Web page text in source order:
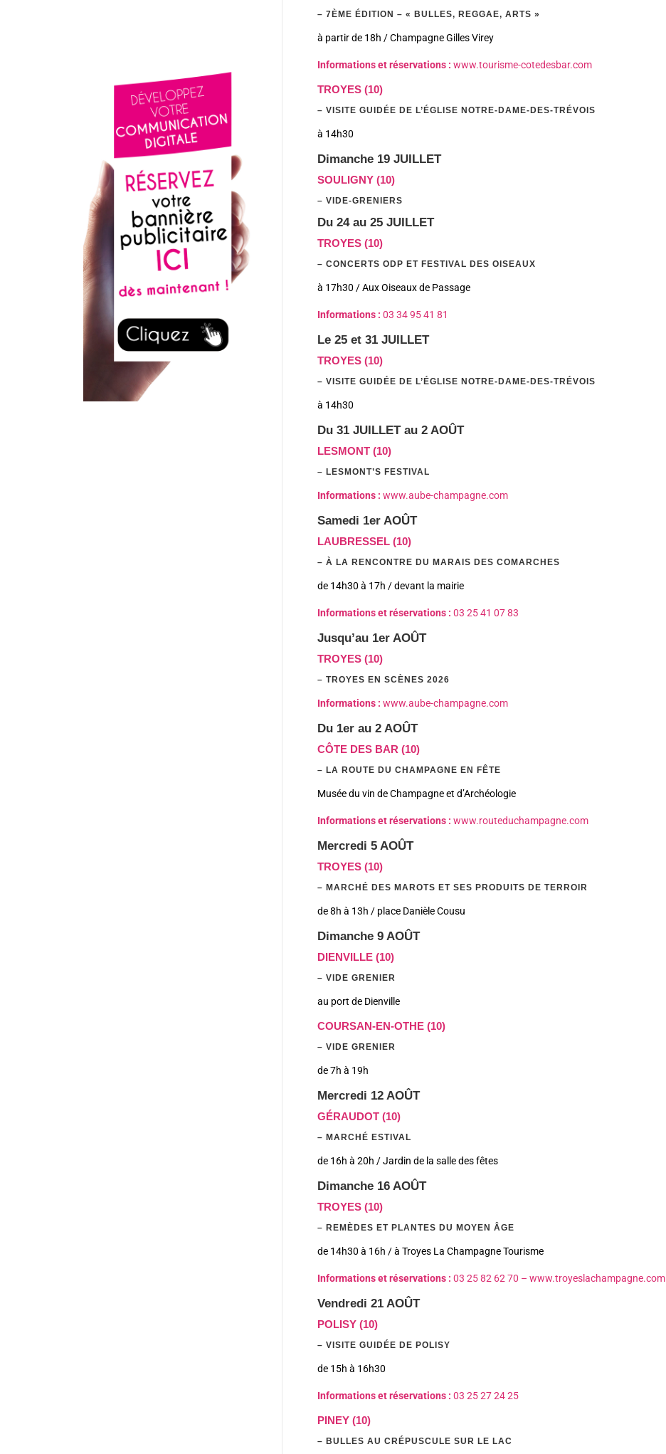
– 7ÈME ÉDITION – « BULLES, REGGAE, ARTS »
à partir de 18h / Champagne Gilles Virey
Informations et réservations : www.tourisme-cotedesbar.com
TROYES (10)
– VISITE GUIDÉE DE L’ÉGLISE NOTRE-DAME-DES-TRÉVOIS
à 14h30
Dimanche 19 JUILLET
SOULIGNY (10)
– VIDE-GRENIERS
Du 24 au 25 JUILLET
TROYES (10)
– CONCERTS ODP ET FESTIVAL DES OISEAUX
à 17h30 / Aux Oiseaux de Passage
Informations : 03 34 95 41 81
Le 25 et 31 JUILLET
TROYES (10)
– VISITE GUIDÉE DE L’ÉGLISE NOTRE-DAME-DES-TRÉVOIS
à 14h30
Du 31 JUILLET au 2 AOÛT
LESMONT (10)
– LESMONT’S FESTIVAL
Informations : www.aube-champagne.com
Samedi 1er AOÛT
LAUBRESSEL (10)
– À LA RENCONTRE DU MARAIS DES COMARCHES
de 14h30 à 17h / devant la mairie
Informations et réservations : 03 25 41 07 83
Jusqu’au 1er AOÛT
TROYES (10)
– TROYES EN SCÈNES 2026
Informations : www.aube-champagne.com
Du 1er au 2 AOÛT
CÔTE DES BAR (10)
– LA ROUTE DU CHAMPAGNE EN FÊTE
Musée du vin de Champagne et d’Archéologie
Informations et réservations : www.routeduchampagne.com
Mercredi 5 AOÛT
TROYES (10)
– MARCHÉ DES MAROTS ET SES PRODUITS DE TERROIR
de 8h à 13h / place Danièle Cousu
Dimanche 9 AOÛT
DIENVILLE (10)
– VIDE GRENIER
au port de Dienville
COURSAN-EN-OTHE (10)
– VIDE GRENIER
de 7h à 19h
Mercredi 12 AOÛT
GÉRAUDOT (10)
– MARCHÉ ESTIVAL
de 16h à 20h / Jardin de la salle des fêtes
Dimanche 16 AOÛT
TROYES (10)
– REMÈDES ET PLANTES DU MOYEN ÂGE
de 14h30 à 16h / à Troyes La Champagne Tourisme
Informations et réservations : 03 25 82 62 70 – www.troyeslachampagne.com
Vendredi 21 AOÛT
POLISY (10)
– VISITE GUIDÉE DE POLISY
de 15h à 16h30
Informations et réservations : 03 25 27 24 25
PINEY (10)
– BULLES AU CRÉPUSCULE SUR LE LAC